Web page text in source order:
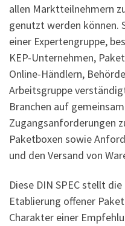
allen Marktteilnehmern
genutzt werden können.
einer Expertengruppe,
KEP-Unternehmen,
Online-Händlern,
Arbeitsgruppe
Branchen auf
Zugangsanforderungen
Paketboxen sowie
und den Versand von
Diese DIN SPEC stellt
Etablierung offener
Charakter einer